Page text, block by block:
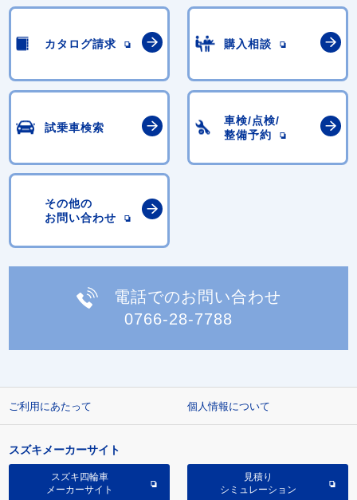
カタログ請求 購入相談
試乗車検索
車検/点検/
整備予約
その他の
お問い合わせ
電話でのお問い合わせ
0766-28-7788
ご利用にあたって 個人情報について
スズキメーカーサイト
スズキ四輪車
メーカーサイト
見積り
シミュレーション